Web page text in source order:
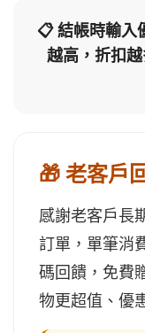
📋 結帳時輸入
越高，折扣
🎁 老客戶
感謝老客戶長
訂單，單筆消
碼回饋，免費
物更超值、優